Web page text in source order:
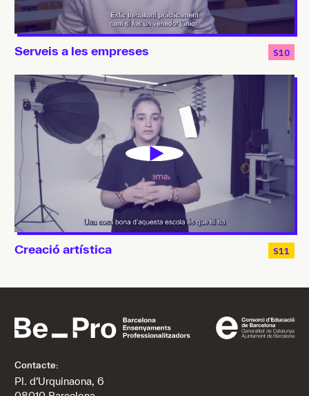
Serveis a les empreses S10
Creació artística S11
Contacte:
Pl. d’Urquinaona, 6